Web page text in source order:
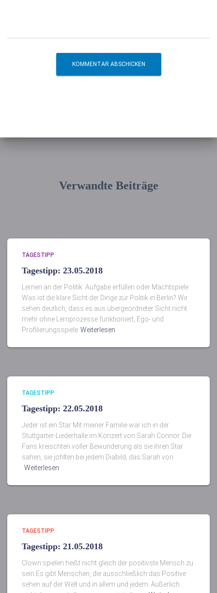
Verwandte Beiträge
TAGESTIPP
Tagestipp: 23.05.2018
Lernen an der Politik: Aufgabe erfüllen oder Machtspiele
Was ist die klare Sicht der Dinge zur Politik in Berlin? Wir
sehen deutlich, dass es aus übergeordneter Sicht nicht
mehr ohne Lernprozesse funktioniert, Ego- und
Profilierungsspiele Weiterlesen
TAGESTIPP
Tagestipp: 22.05.2018
Jeder ist ein Star Mit meiner Familie war ich in der
Stuttgarter-Liederhalle im Konzert von Sarah Connor. Die
Fans kreischten voller Bewunderung als sie ihren Star
sahen, sie johlten bei jedem Diabild, das Sarah von
Weiterlesen
TAGESTIPP
Tagestipp: 21.05.2018
Clown spielen heißt nicht gleich der positivste Mensch zu
sein Es gibt Menschen, die ausschließlich das Positive
sehen auf der Welt und in allem und jedem. Äußerlich